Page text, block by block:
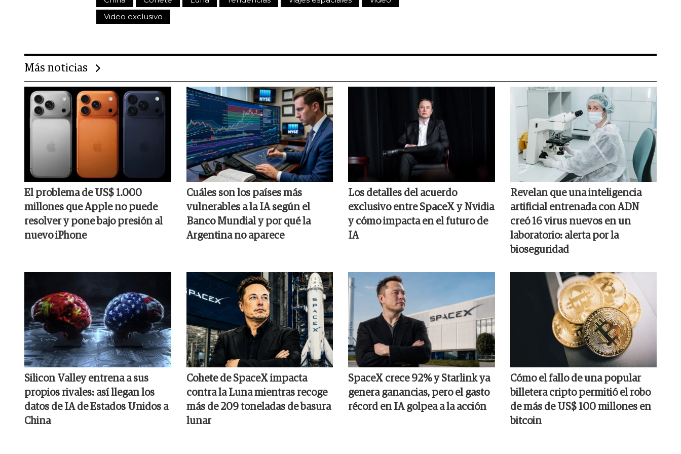
Video exclusivo
Más noticias
El problema de US$ 1.000
millones que Apple no puede
resolver y pone bajo presión al
nuevo iPhone
Cuáles son los países más
vulnerables a la IA según el
Banco Mundial y por qué la
Argentina no aparece
Los detalles del acuerdo
exclusivo entre SpaceX y Nvidia
y cómo impacta en el futuro de
IA
Revelan que una inteligencia
artificial entrenada con ADN
creó 16 virus nuevos en un
laboratorio: alerta por la
bioseguridad
Silicon Valley entrena a sus
propios rivales: así llegan los
datos de IA de Estados Unidos a
China
Cohete de SpaceX impacta
contra la Luna mientras recoge
más de 209 toneladas de basura
lunar
SpaceX crece 92% y Starlink ya
genera ganancias, pero el gasto
récord en IA golpea a la acción
Cómo el fallo de una popular
billetera cripto permitió el robo
de más de US$ 100 millones en
bitcoin